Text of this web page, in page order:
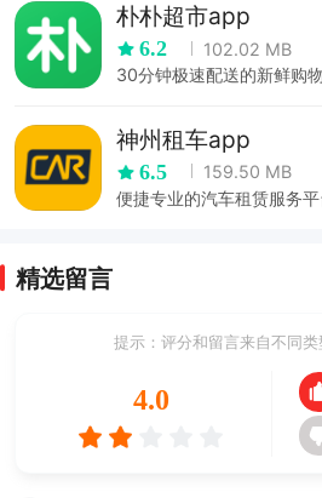
朴朴超市app
6.2
102.02 MB
30分钟极速配送的新鲜购
神州租车app
6.5
159.50 MB
便捷专业的汽车租赁服务平
精选留言
提示：评分和留言来自不同类
4.0